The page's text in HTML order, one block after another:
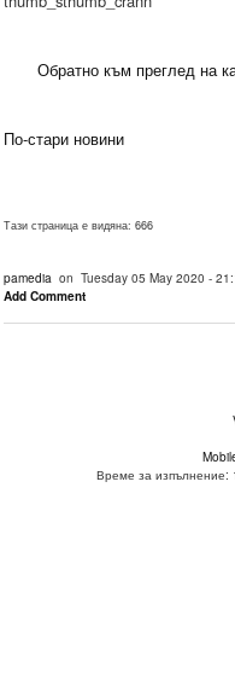
Обратно към преглед на
По-стари новини
Тази страница е видяна: 666
pamedia on Tuesday 05 May 2020 -
Add Comment
Време за изпълнение: